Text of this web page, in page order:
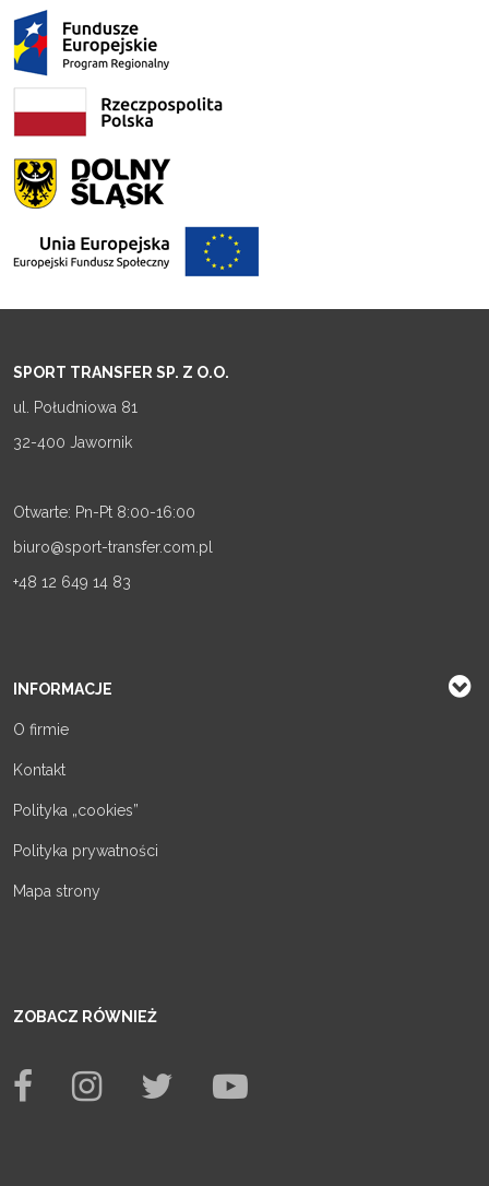
SPORT TRANSFER SP. Z O.O.
ul. Południowa 81
32-400 Jawornik
Otwarte: Pn-Pt 8:00-16:00
biuro@sport-transfer.com.pl
+48 12 649 14 83
INFORMACJE
O firmie
Kontakt
Polityka „cookies”
Polityka prywatności
Mapa strony
ZOBACZ RÓWNIEŻ